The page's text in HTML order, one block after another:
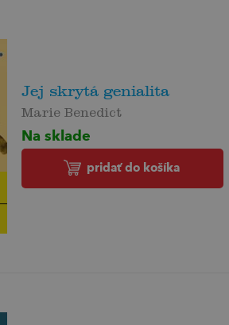
Jej skrytá genialita
Marie Benedict
Na sklade
pridať do košíka